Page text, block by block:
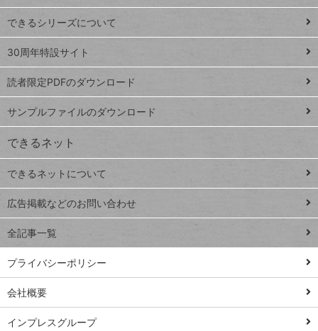
ド
Google
スプレ
ッドシ
ート
iPhone
VLOOKUP
close
閉じ
る
ト
ッ
プ
ペ
ジ
連載
Excel Q&A
トイアンナ流仕
事術
PowerAutomate
ではじめる業務
の完全自動化
AI議事録作成術
Windows 11
できるシリーズについて
30周年特設サイト
読者限定PDFのダウンロード
サンプルファイルのダウンロード
できるネット
できるネットについて
広告掲載などのお問い合わせ
全記事一覧
プライバシーポリシー
会社概要
インプレスグループ